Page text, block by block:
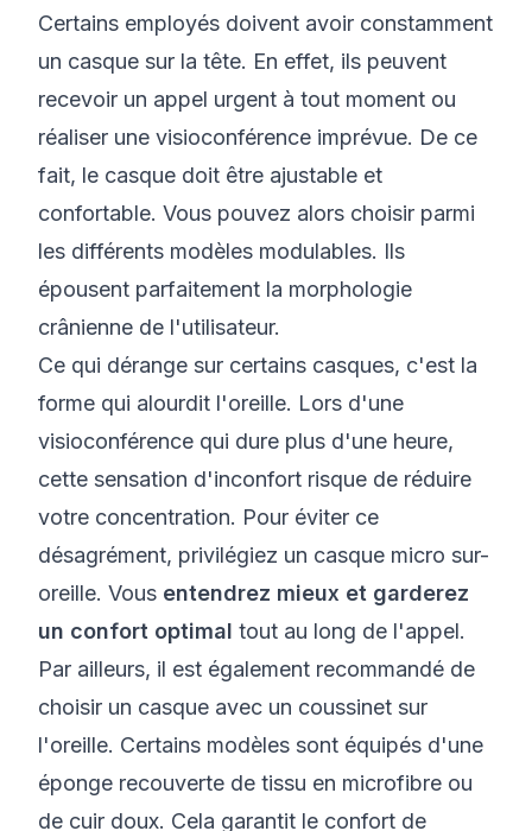
Certains employés doivent avoir constamment
un casque sur la tête. En effet, ils peuvent
recevoir un appel urgent à tout moment ou
réaliser une visioconférence imprévue. De ce
fait, le casque doit être ajustable et
confortable. Vous pouvez alors choisir parmi
les différents modèles modulables. Ils
épousent parfaitement la morphologie
crânienne de l'utilisateur.
Ce qui dérange sur certains casques, c'est la
forme qui alourdit l'oreille. Lors d'une
visioconférence qui dure plus d'une heure,
cette sensation d'inconfort risque de réduire
votre concentration. Pour éviter ce
désagrément, privilégiez un casque micro sur-
oreille. Vous entendrez mieux et garderez
un confort optimal tout au long de l'appel.
Par ailleurs, il est également recommandé de
choisir un casque avec un coussinet sur
l'oreille. Certains modèles sont équipés d'une
éponge recouverte de tissu en microfibre ou
de cuir doux. Cela garantit le confort de